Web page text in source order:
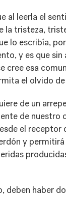
al leerla el
la tristeza,
lo escribía,
y es que
cree esa
el olvido
de un
de nuestro
el receptor
y permitirá
deben haber